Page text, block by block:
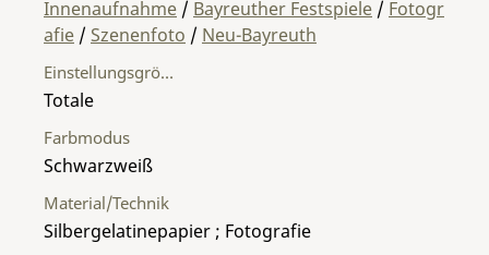
Material/Technik
Silbergelatinepapier ; Fotografie
Einstellungsgröße
Totale
Farbmodus
Schwarzweiß
Innenaufnahme / Bayreuther Festspiele / Fotogr
afie / Szenenfoto / Neu-Bayreuth